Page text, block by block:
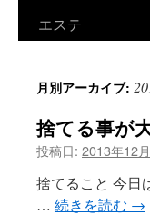
へ
ス
キ
ッ
エステ
月別アーカイブ:
捨てる事が
投稿日: 2013年12
捨てること 今日
… 続きを読む →